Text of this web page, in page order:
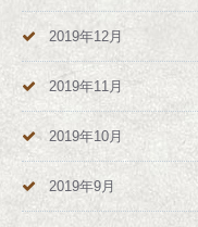
2019年12月
2019年11月
2019年10月
2019年9月